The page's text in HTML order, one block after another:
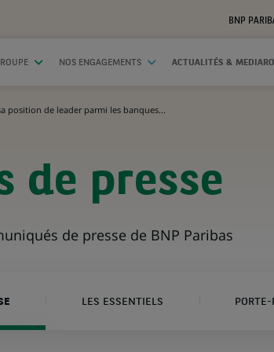
BNP
NOS ENGAGEMENTS ACTUALITÉS &
position de leader parmi les banques...
de presse
de presse de BNP Paribas
LES ESSENTIELS PORTE-